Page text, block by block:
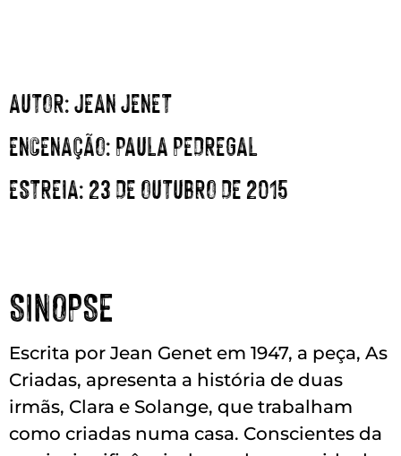
AUTOR:JEAN JENET
ENCENAÇÃO:PAULA PEDREGAL
ESTREIA:23 DE OUTUBRO DE 2015
SINOPSE
Escrita por Jean Genet em 1947, a peça, As
Criadas, apresenta a história de duas
irmãs, Clara e Solange, que trabalham
como criadas numa casa. Conscientes da